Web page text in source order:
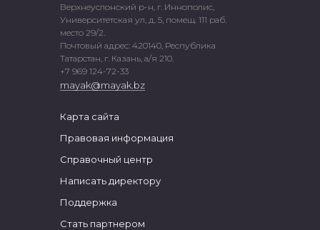
Верхнеуслонский р-н, г. Иннополис,
Университетская ул, д. 5, помещ. 111 раб.
место 29/2.
Почтовый адрес: 420140, Республика
Татарстан, г. Казань, а/я 210.
+7 969 124-72-33
mayak@mayak.bz
Карта сайта
Правовая информация
Справочный центр
Написать директору
Поддержка
Стать партнером